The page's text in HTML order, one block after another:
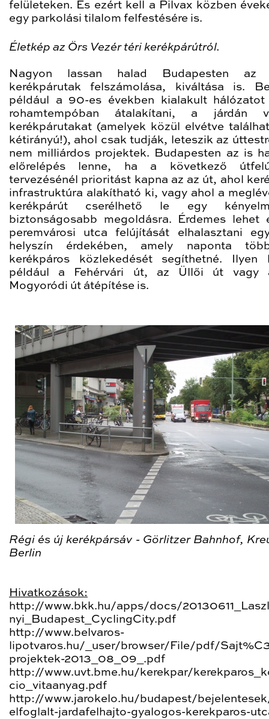
felületeken. És ezért kell a Pilvax közben
egy parkolási tilalom felfestésére is.
Életkép az Örs Vezér téri kerékpárútról.
Nagyon lassan halad Budapesten az
kerékpárutak felszámolása, kiváltása is.
például a 90-es években kialakult hálózatot
rohamtempóban átalakítani, a járdán
kerékpárutakat (amelyek közül elvétve
kétirányú!), ahol csak tudják, leteszik az
nem milliárdos projektek. Budapesten az is
előrelépés lenne, ha a következő
tervezésénél prioritást kapna az az út, ahol
infrastruktúra alakítható ki, vagy ahol a
kerékpárút cserélhető le egy
biztonságosabb megoldásra. Érdemes lehet
peremvárosi utca felújítását elhalasztani
helyszín érdekében, amely naponta
kerékpáros közlekedését segíthetné. Ilyen
például a Fehérvári út, az Üllői út vagy
Mogyoródi út átépítése is.
Régi és új kerékpársáv - Görlitzer Bahnhof,
Berlin
Hivatkozások:
http://www.bkk.hu/apps/docs/
nyi_Budapest_CyclingCity.pdf
http://www.belvaros-
lipotvaros.hu/_user/browser/File/pdf/
projektek-2013_08_09_.pdf
http://www.uvt.bme.hu/kerekpar/
cio_vitaanyag.pdf
http://www.jarokelo.hu/budapest/
elfoglalt-jardafelhajto-gyalogos-kerekparos-